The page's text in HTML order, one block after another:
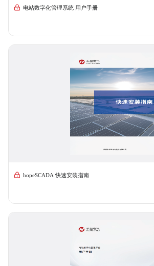
电站数字化管理系统 用户手册
hopeSCADA 快速安装指南